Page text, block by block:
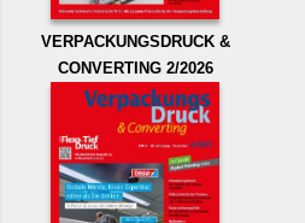
VERPACKUNGSDRUCK &
CONVERTING 2/2026